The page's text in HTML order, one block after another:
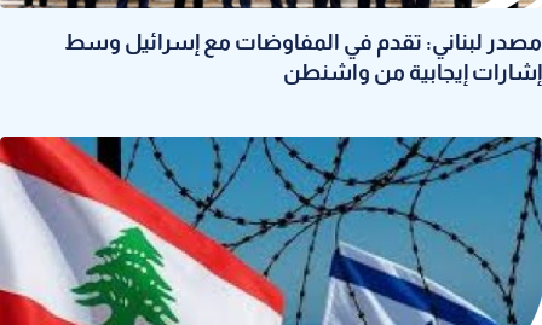
مصدر لبناني: تقدم في المفاوضات مع إسرائيل وسط
إشارات إيجابية من واشنطن